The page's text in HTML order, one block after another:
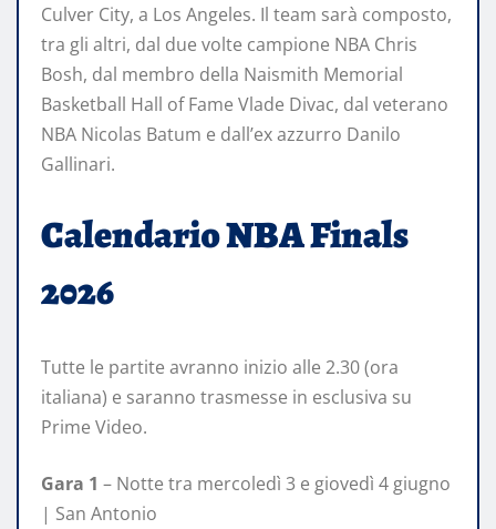
Culver City, a Los Angeles. Il team sarà composto,
tra gli altri, dal due volte campione NBA Chris
Bosh, dal membro della Naismith Memorial
Basketball Hall of Fame Vlade Divac, dal veterano
NBA Nicolas Batum e dall’ex azzurro Danilo
Gallinari.
Calendario NBA Finals
2026
Tutte le partite avranno inizio alle 2.30 (ora
italiana) e saranno trasmesse in esclusiva su
Prime Video.
Gara 1 – Notte tra mercoledì 3 e giovedì 4 giugno
| San Antonio